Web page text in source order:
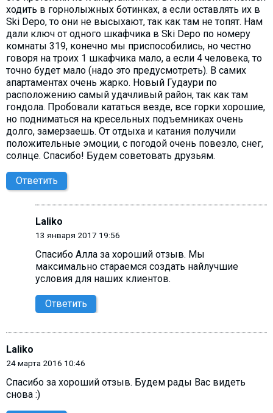
ходить в горнолыжных ботинках, а если оставлять их в
Ski Depo, то они не высыхают, так как там не топят. Нам
дали ключ от одного шкафчика в Ski Depo по номеру
комнаты 319, конечно мы приспособились, но честно
говоря на троих 1 шкафчика мало, а если 4 человека, то
точно будет мало (надо это предусмотреть). В самих
апартаментах очень жарко. Новый Гудаури по
расположению самый удачливый район, так как там
гондола. Пробовали кататься везде, все горки хорошие,
но подниматься на кресельных подъемниках очень
долго, замерзаешь. От отдыха и катания получили
положительные эмоции, с погодой очень повезло, снег,
солнце. Спасибо! Будем советовать друзьям.
Ответить
Laliko
13 января 2017 19:56
Спасибо Алла за хороший отзыв. Мы
максимально стараемся создать найлучшие
условия для наших клиентов.
Ответить
Laliko
24 марта 2016 10:46
Спасибо за хороший отзыв. Будем рады Вас видеть
снова :)